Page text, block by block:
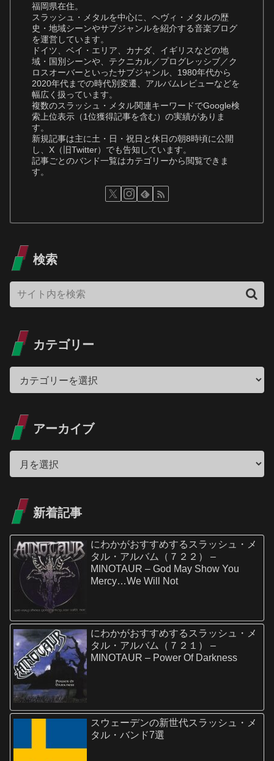
福岡県在住。
スラッシュ・メタルを中心に、ヘヴィ・メタルの歴
史・地域シーンやサブジャンルを紹介する音楽ブログ
を運営しています。
ドイツ、ベイ・エリア、カナダ、イギリスなどの地
域・国別シーンや、テクニカル／プログレッシブ／ク
ロスオーバーといったサブジャンル、1980年代から
2020年代までの時代別変遷、アルバムレビューなどを
幅広く扱っています。
複数のスラッシュ・メタル関連キーワードでGoogle検
索上位表示（1位獲得記事を含む）の実績がありま
す。
新規記事は主に土・日・祝日と休日の朝8時頃に公開
し、X（旧Twitter）でも告知しています。
記事ごとのバンド一覧はカテゴリーから閲覧できま
す。
検索
カテゴリー
アーカイブ
新着記事
にわかがおすすめするスラッシュ・メ
タル・アルバム（７２２） –
MINOTAUR – God May Show You
Mercy…We Will Not
にわかがおすすめするスラッシュ・メ
タル・アルバム（７２１） –
MINOTAUR – Power Of Darkness
スウェーデンの新世代スラッシュ・メ
タル・バンド7選